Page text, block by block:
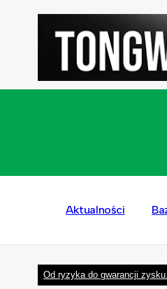
Aktualności
Od ryzyka do gwarancji